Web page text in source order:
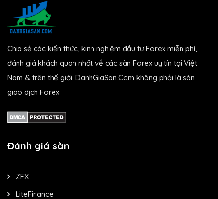
Chia sẻ các kiến thức, kinh nghiệm đầu tư Forex miễn phí,
đánh giá khách quan nhất về các sàn Forex uy tín tại Việt
Nam & trên thế giới. DanhGiaSan.Com không phải là sàn
giao dịch Forex
Đánh giá sàn
ZFX
LiteFinance